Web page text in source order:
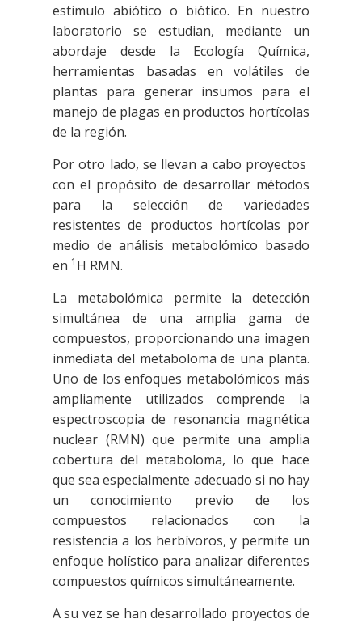
estimulo abiótico o biótico. En nuestro
laboratorio se estudian, mediante un
abordaje desde la Ecología Química,
herramientas basadas en volátiles de
plantas para generar insumos para el
manejo de plagas en productos hortícolas
de la región.
Por otro lado, se llevan a cabo proyectos
con el propósito de desarrollar métodos
para la selección de variedades
resistentes de productos hortícolas por
medio de análisis metabolómico basado
en 1 H RMN.
La metabolómica permite la detección
simultánea de una amplia gama de
compuestos, proporcionando una imagen
inmediata del metaboloma de una planta.
Uno de los enfoques metabolómicos más
ampliamente utilizados comprende la
espectroscopia de resonancia magnética
nuclear (RMN) que permite una amplia
cobertura del metaboloma, lo que hace
que sea especialmente adecuado si no hay
un conocimiento previo de los
compuestos relacionados con la
resistencia a los herbívoros, y permite un
enfoque holístico para analizar diferentes
compuestos químicos simultáneamente.
A su vez se han desarrollado proyectos de